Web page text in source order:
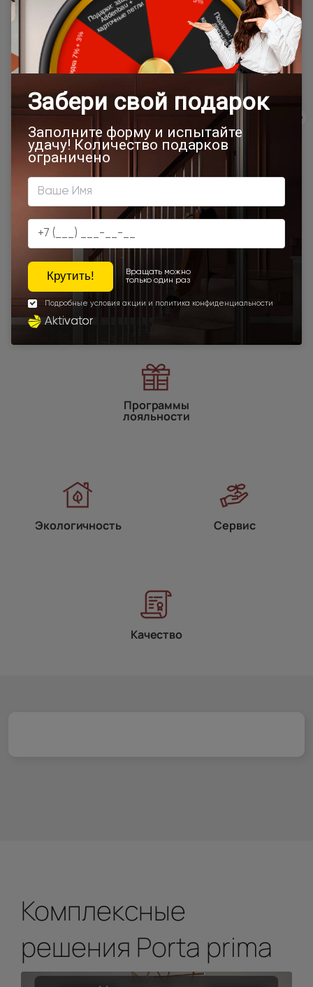
магазина.
Подробная информация о доставке
Товар относится к категориям:
Стильные современные межкомнатные двери
600x2000 700x1900 700x2000 900x2000
800х1950 800x2000 900x2200 1000x2100
700x2200
Двери межкомнатные 1000х2000 мм
900x1900 800x2100
1200x2000 Шампань Высота 180 400x2000
Высота 190
Наши преимущества
Программы
лояльности
Экологичность Сервис
Качество
Комплексные
решения Porta prima